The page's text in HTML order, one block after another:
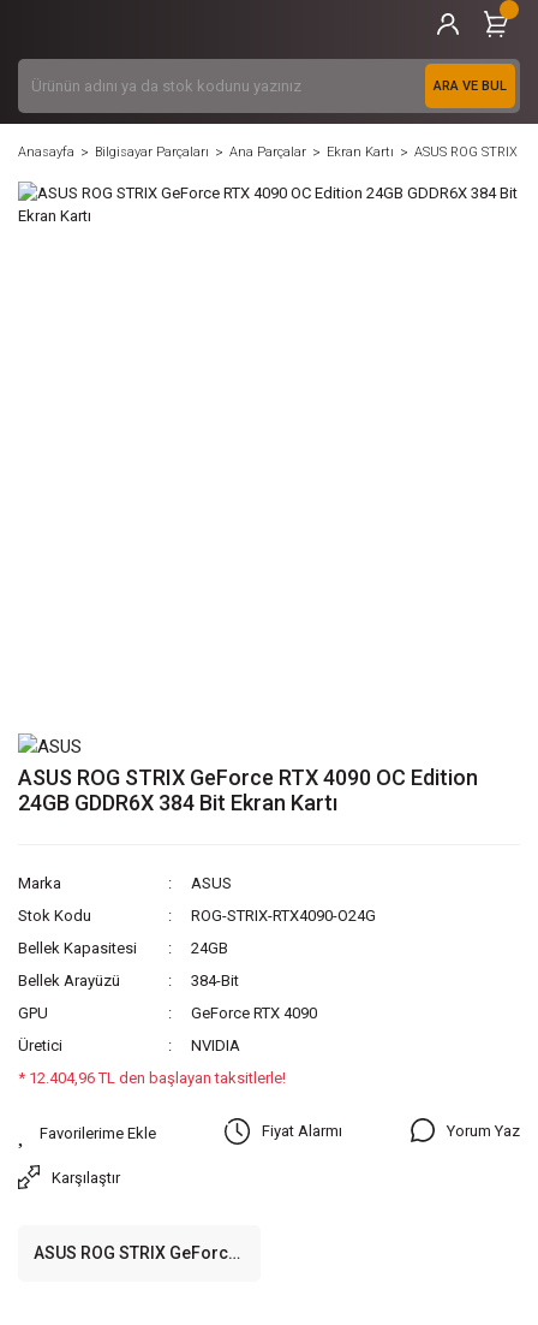
ARA VE BUL
Anasayfa Bilgisayar Parçaları Ana Parçalar Ekran Kartı ASUS ROG STRIX
ASUS ROG STRIX GeForce RTX 4090 OC Edition
24GB GDDR6X 384 Bit Ekran Kartı
Marka
ASUS
Stok Kodu
ROG-STRIX-RTX4090-O24G
Bellek Kapasitesi
24GB
Bellek Arayüzü
384-Bit
GPU
GeForce RTX 4090
Üretici
NVIDIA
* 12.404,96 TL den başlayan taksitlerle!
Fiyat Alarmı Yorum Yaz
Karşılaştır
ASUS ROG STRIX GeForce